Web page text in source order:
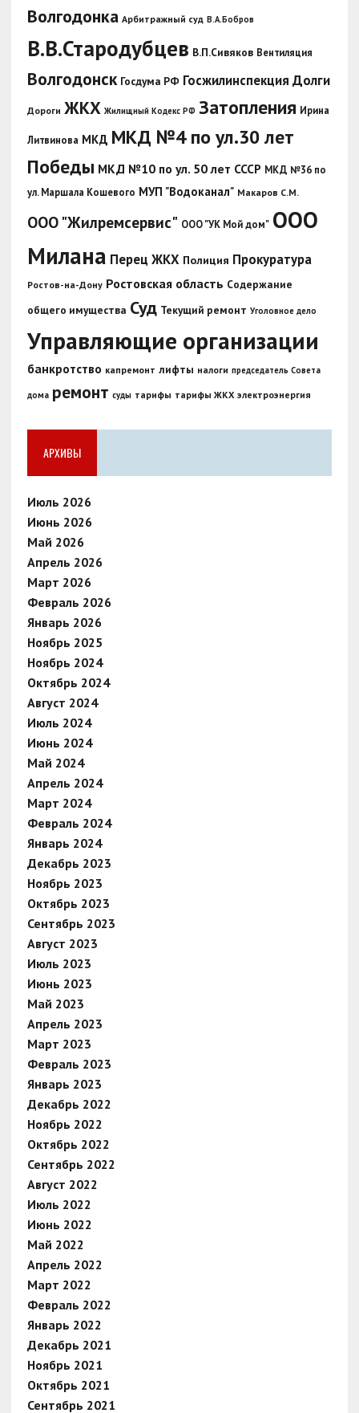
Волгодонка Арбитражный суд В.А.Бобров
В.В.Стародубцев В.П.Сивяков Вентиляция
Волгодонск Госдума РФ Госжилинспекция Долги
Дороги ЖКХ Жилищный Кодекс РФ Затопления Ирина
Литвинова МКД МКД №4 по ул.30 лет
Победы МКД №10 по ул. 50 лет СССР МКД №36 по
ул. Маршала Кошевого МУП "Водоканал" Макаров С.М.
ООО "Жилремсервис" ООО "УК Мой дом" ООО
Милана Перец ЖКХ Полиция Прокуратура
Ростов-на-Дону Ростовская область Содержание
общего имущества Суд Текущий ремонт Уголовное дело
Управляющие организации
банкротство капремонт лифты налоги председатель Совета
дома ремонт суды тарифы тарифы ЖКХ электроэнергия
АРХИВЫ
Июль 2026
Июнь 2026
Май 2026
Апрель 2026
Март 2026
Февраль 2026
Январь 2026
Ноябрь 2025
Ноябрь 2024
Октябрь 2024
Август 2024
Июль 2024
Июнь 2024
Май 2024
Апрель 2024
Март 2024
Февраль 2024
Январь 2024
Декабрь 2023
Ноябрь 2023
Октябрь 2023
Сентябрь 2023
Август 2023
Июль 2023
Июнь 2023
Май 2023
Апрель 2023
Март 2023
Февраль 2023
Январь 2023
Декабрь 2022
Ноябрь 2022
Октябрь 2022
Сентябрь 2022
Август 2022
Июль 2022
Июнь 2022
Май 2022
Апрель 2022
Март 2022
Февраль 2022
Январь 2022
Декабрь 2021
Ноябрь 2021
Октябрь 2021
Сентябрь 2021